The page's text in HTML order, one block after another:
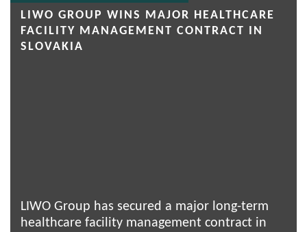
LIWO GROUP WINS MAJOR HEALTHCARE
FACILITY MANAGEMENT CONTRACT IN
SLOVAKIA
LIWO Group has secured a major long-term
healthcare facility management contract in